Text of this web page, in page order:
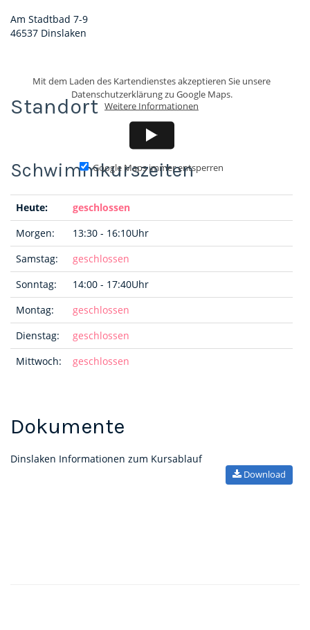
Am Stadtbad 7-9
46537 Dinslaken
Standort
Mit dem Laden des Kartendienstes akzeptieren Sie unsere
Datenschutzerklärung zu Google Maps.
Weitere Informationen
Google Maps immer entsperren
Heute:
geschlossen
Morgen:
13:30 - 16:10Uhr
Samstag:
geschlossen
Sonntag:
14:00 - 17:40Uhr
Montag:
geschlossen
Dienstag:
geschlossen
Mittwoch:
geschlossen
Dokumente
Dinslaken Informationen zum Kursablauf
Download